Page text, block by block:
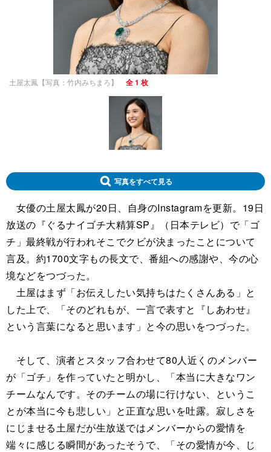
土屋太鳳【写真：竹内みちまろ】 全 1 枚
写真をすべて見る
女優の土屋太鳳が20日、自身のInstagramを更新。19日
放送の『ぐるナイゴチ大精算SP』（日本テレビ）で「ゴ
チ」最終戦が行われそこでクビが決まったことについて
言及。約1700文字もの長文で、番組への感謝や、今の心
境などをつづった。
土屋はまず「お伝えしたい気持ちはたくさんある」と
した上で、「そのどれもが、一言で表すと『しあわせ』
という言葉になると思います」と今の思いをつづった。
そして、演者とスタッフ合わせて80人近くのメンバー
が「ゴチ」を作っていたと明かし、「本当に大きなワン
チームなんです。そのチームの場に行けない、というこ
とが本当に今も悲しい」と正直な思いを吐露。寂しさを
にじませる土屋だが生放送ではメンバーからの愛情を
端々に感じる瞬間があったそうで、「その愛情が今、じ